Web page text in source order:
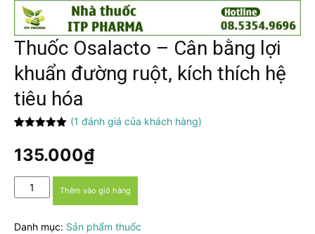
Thuốc Osalacto – Cân bằng lợi
khuẩn đường ruột, kích thích hệ
tiêu hóa
dựa trên
đánh giá
(1 đánh giá của khách hàng)
135.000₫
Thuốc
Osalacto
Cân
Thêm vào giỏ hàng
Danh mục: Sản phẩm thuốc